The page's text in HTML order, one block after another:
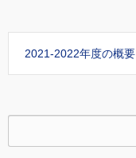
2021-2022年度の概要